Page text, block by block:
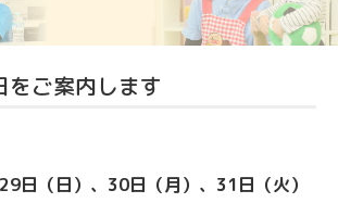
ご案内します
日（日）、30日（月）、31日（火）